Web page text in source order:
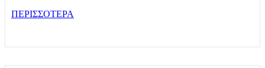
ΠΕΡΙΣΣΟΤΕΡΑ